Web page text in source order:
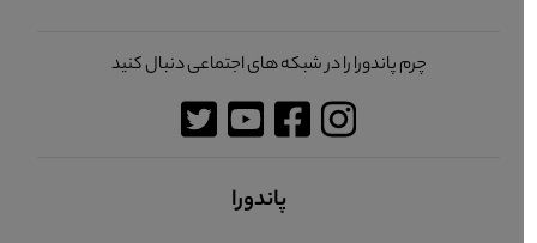
چرم پاندورا را در شبکه های اجتماعی دنبال کنید
پاندورا